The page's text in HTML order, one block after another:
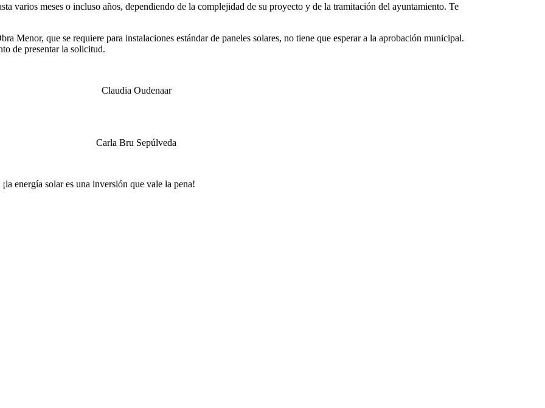
varios meses o incluso años, dependiendo de la complejidad de su proyecto y de la tramitación del ayuntamiento. Te
Menor, que se requiere para instalaciones estándar de paneles solares, no tiene que esperar a la aprobación municipal.
de presentar la solicitud.
Claudia Oudenaar
Carla Bru Sepúlveda
energía solar es una inversión que vale la pena!